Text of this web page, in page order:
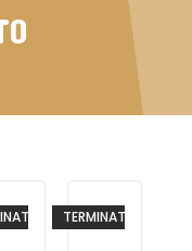
TERMINATO